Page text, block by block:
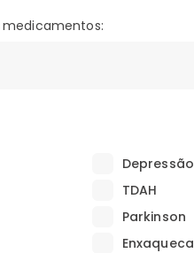
medicamentos:
Depressão
TDAH
Parkinson
Enxaqueca